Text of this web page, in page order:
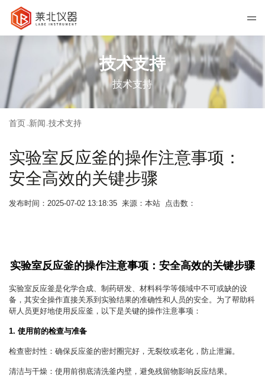
技术支持
技术支持
首页 >>新闻 >>技术支持
实验室反应釜的操作注意事项：
安全高效的关键步骤
发布时间：2025-07-02 13:18:35 来源：本站 点击数：
实验室反应釜的操作注意事项：安全高效的关键步骤
实验室反应釜是化学合成、制药研发、材料科学等领域中不可或缺的设
备，其安全操作直接关系到实验结果的准确性和人员的安全。为了帮助科
研人员更好地使用反应釜，以下是关键的操作注意事项：
1. 使用前的检查与准备
检查密封性：确保反应釜的密封圈完好，无裂纹或老化，防止泄漏。
清洁与干燥：使用前彻底清洗釜内壁，避免残留物影响反应结果。